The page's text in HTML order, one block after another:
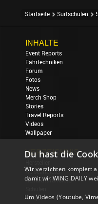
Startseite Surfschulen
INHALTE
Event Reports
Fahrtechniken
Forum
Fotos
News
Merch Shop
Stories
Travel Reports
Videos
Wallpaper
VERZEICHNIS
Reiseanbieter
Reparaturanbieter
Shops
Du hast die
Wir verzichten komplett
damit wir WING DAILY
Um Videos (Youtube,